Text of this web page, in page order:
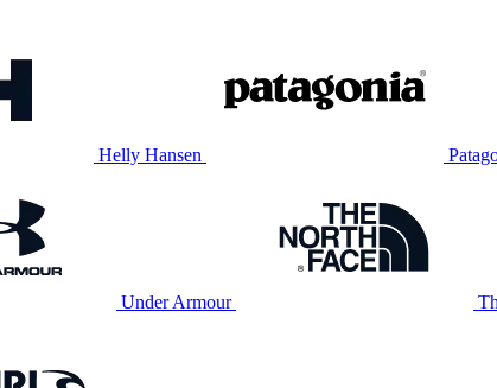
Helly Hansen
Under Armour